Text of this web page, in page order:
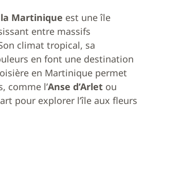
la Martinique est une île
entre massifs
climat tropical, sa
en font une destination
en Martinique permet
comme l’Anse d’Arlet ou
pour explorer l’île aux fleurs